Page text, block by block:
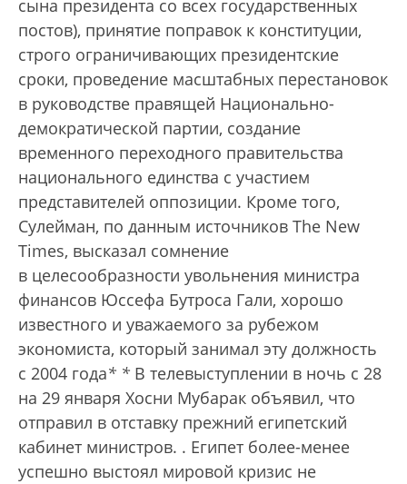
сына президента со всех государственных
постов), принятие поправок к конституции,
строго ограничивающих президентские
сроки, проведение масштабных перестановок
в руководстве правящей Национально-
демократической партии, создание
временного переходного правительства
национального единства с участием
представителей оппозиции. Кроме того,
Сулейман, по данным источников The New
Times, высказал сомнение
в целесообразности увольнения министра
финансов Юссефа Бутроса Гали, хорошо
известного и уважаемого за рубежом
экономиста, который занимал эту должность
с 2004 года* * В телевыступлении в ночь с 28
на 29 января Хосни Мубарак объявил, что
отправил в отставку прежний египетский
кабинет министров. . Египет более-менее
успешно выстоял мировой кризис не